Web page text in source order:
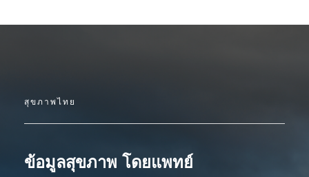
สุขภาพไทย
ข้อมูลสุขภาพ โดยแพทย์